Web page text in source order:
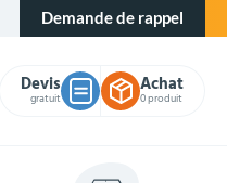
Demande de rappel
Devis
gratuit
Achat
0 produit